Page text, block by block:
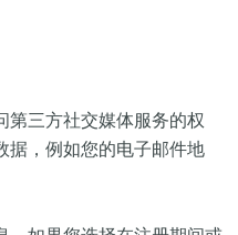
第三方社交媒体服务的权
据，例如您的电子邮件地